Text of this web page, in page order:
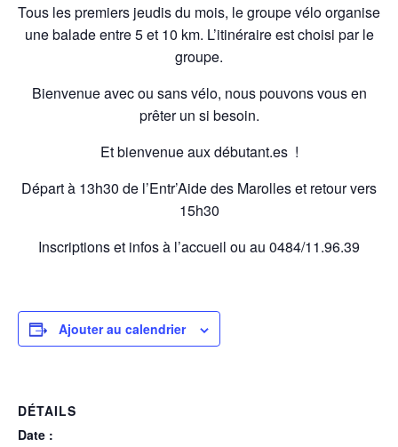
Tous les premiers jeudis du mois, le groupe vélo organise
une balade entre 5 et 10 km. L’itinéraire est choisi par le
groupe.
Bienvenue avec ou sans vélo, nous pouvons vous en
prêter un si besoin.
Et bienvenue aux débutant.es !
Départ à 13h30 de l’Entr’Aide des Marolles et retour vers
15h30
Inscriptions et infos à l’accueil ou au 0484/11.96.39
Ajouter au calendrier
DÉTAILS
Date :